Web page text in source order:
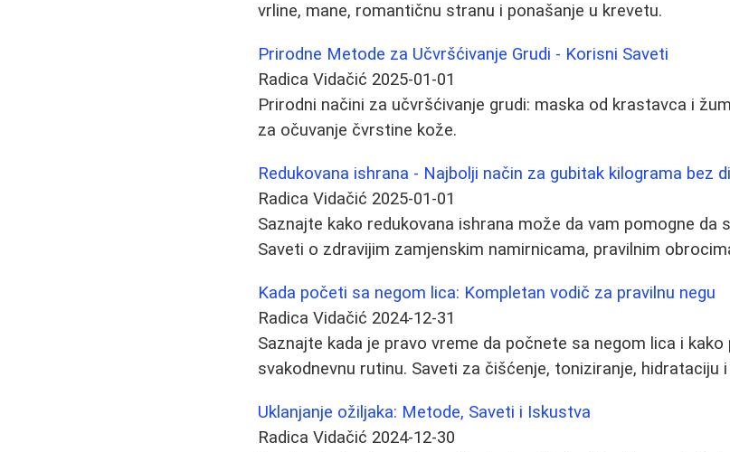
vrline, mane, romantičnu stranu i ponašanje u krevetu.
Prirodne Metode za Učvršćivanje Grudi - Korisni Saveti
Radica Vidačić 2025-01-01
Prirodni načini za učvršćivanje grudi: maska od krastavca i
za očuvanje čvrstine kože.
Redukovana ishrana - Najbolji način za gubitak kilograma bez
Radica Vidačić 2025-01-01
Saznajte kako redukovana ishrana može da vam pomogne da
Saveti o zdravijim zamjenskim namirnicama, pravilnim
Kada početi sa negom lica: Kompletan vodič za pravilnu negu
Radica Vidačić 2024-12-31
Saznajte kada je pravo vreme da počnete sa negom lica i
svakodnevnu rutinu. Saveti za čišćenje, toniziranje, hidrataciju
Uklanjanje ožiljaka: Metode, Saveti i Iskustva
Radica Vidačić 2024-12-30